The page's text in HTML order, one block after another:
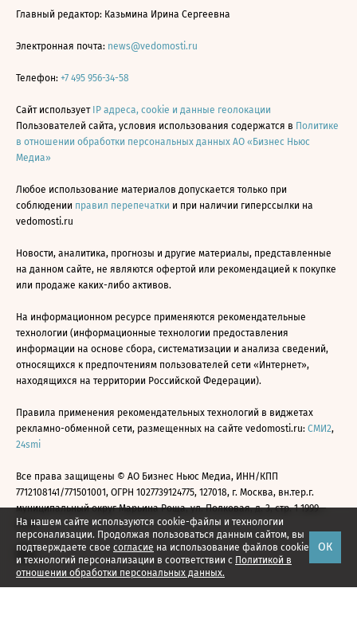
На нашем сайте используются cookie-файлы и технологии
персонализации. Продолжая пользоваться данным сайтом, вы
подтверждаете свое согласие на использование файлов cookie
и технологий персонализации в соответствии с Политикой в
отношении обработки персональных данных.
ОК
Главный редактор: Казьмина Ирина Сергеевна
Электронная почта: news@vedomosti.ru
Телефон: +7 495 956-34-58
Сайт использует IP адреса, cookie и данные геолокации
Пользователей сайта, условия использования содержатся в Политике
в отношении обработки персональных данных АО «Бизнес Ньюс
Медиа»
Любое использование материалов допускается только при
соблюдении правил перепечатки и при наличии гиперссылки на
vedomosti.ru
Новости, аналитика, прогнозы и другие материалы, представленные
на данном сайте, не являются офертой или рекомендацией к покупке
или продаже каких-либо активов.
На информационном ресурсе применяются рекомендательные
технологии (информационные технологии предоставления
информации на основе сбора, систематизации и анализа сведений,
относящихся к предпочтениям пользователей сети «Интернет»,
находящихся на территории Российской Федерации).
Правила применения рекомендательных технологий в виджетах
рекламно-обменной сети, размещенных на сайте vedomosti.ru: СМИ2,
24smi
Все права защищены © АО Бизнес Ньюс Медиа, ИНН/КПП
7712108141/771501001, ОГРН 1027739124775, 127018, г. Москва, вн.тер.г.
муниципальный округ Марьина Роща, ул. Полковая, д. 3, стр. 1 1999—
2026